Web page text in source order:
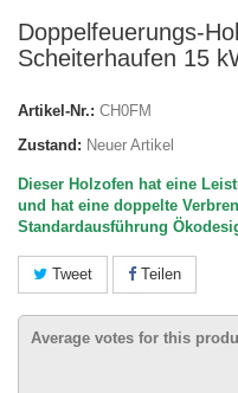
Doppelfeuerungs-
Scheiterhaufen 15
Artikel-Nr.: CH0FM
Zustand: Neuer Artikel
Dieser Holzofen hat eine
und hat eine doppelte
Standardausführung
Tweet Teilen
Average votes for this